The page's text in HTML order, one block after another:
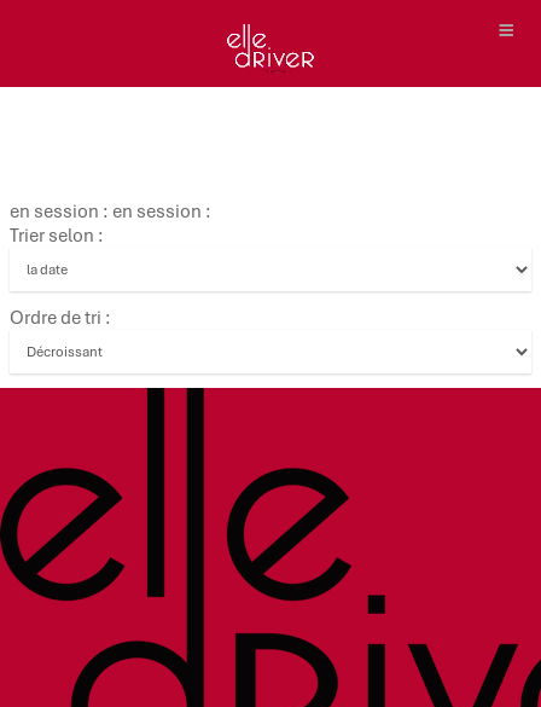
en session : en session :
Trier selon :
Ordre de tri :